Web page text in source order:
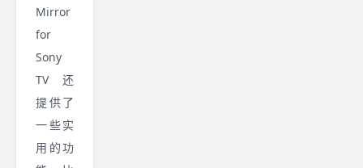
Mirror
for
Sony
TV 还
提供了
一些实
用的功